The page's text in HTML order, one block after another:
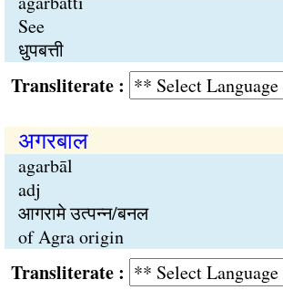
See
धुपबत्ती
:
अगरबाल
agarbāl
adj
आगरामे उत्पन्न/बनल
of Agra origin
: